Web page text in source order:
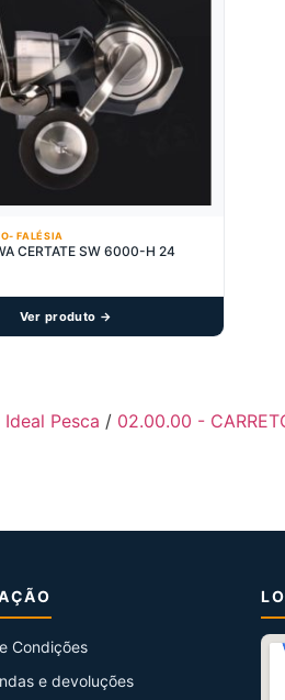
FALÉSIA
CERTATE SW 6000-H 24
Ver produto →
Ideal Pesca / 02.00.00 -
Condições
e devoluções